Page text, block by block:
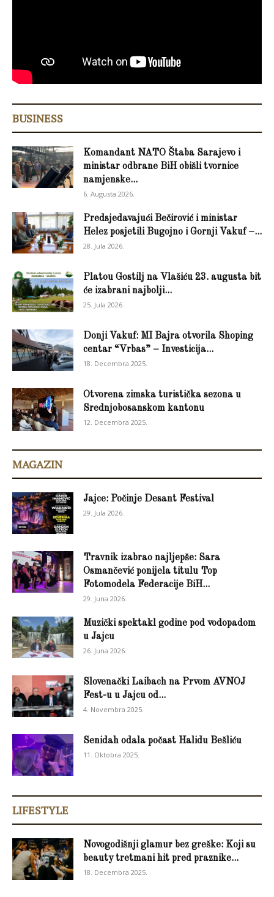
BUSINESS
Komandant NATO Štaba Sarajevo i
ministar odbrane BiH obišli tvornice
namjenske...
6. Augusta 2026.
Predsjedavajući Bečirović i ministar
Helez posjetili Bugojno i Gornji Vakuf –...
28. Jula 2026.
Platou Gostilj na Vlašiću 23. augusta bit
će izabrani najbolji...
25. Jula 2026.
Donji Vakuf: MI Bajra otvorila Shoping
centar “Vrbas” – Investicija...
18. Decembra 2025.
Otvorena zimska turistička sezona u
Srednjobosanskom kantonu
12. Decembra 2025.
MAGAZIN
Jajce: Počinje Desant Festival
29. Jula 2026.
Travnik izabrao najljepše: Sara
Osmančević ponijela titulu Top
Fotomodela Federacije BiH...
29. Juna 2026.
Muzički spektakl godine pod vodopadom
u Jajcu
26. Juna 2026.
Slovenački Laibach na Prvom AVNOJ
Fest-u u Jajcu od...
4. Novembra 2025.
Senidah odala počast Halidu Bešliću
11. Oktobra 2025.
LIFESTYLE
Novogodišnji glamur bez greške: Koji su
beauty tretmani hit pred praznike...
18. Decembra 2025.